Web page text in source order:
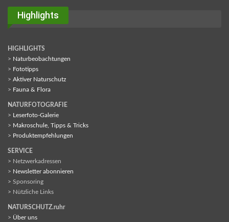
Highlights
HIGHLIGHTS
> Naturbeobachtungen
> Fototipps
> Aktiver Naturschutz
> Fauna & Flora
NATURFOTOGRAFIE
> Leserfoto-Galerie
> Makroschule, Tipps & Tricks
> Produktempfehlungen
SERVICE
> Netzwerkadressen
> Newsletter abonnieren
> Sponsoring
> Nützliche Links
NATURSCHUTZ.ruhr
> Über uns